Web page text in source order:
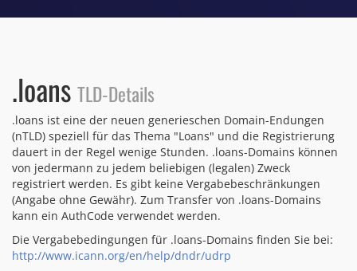
.loans TLD-Details
.loans ist eine der neuen generieschen Domain-Endungen
(nTLD) speziell für das Thema "Loans" und die Registrierung
dauert in der Regel wenige Stunden. .loans-Domains können
von jedermann zu jedem beliebigen (legalen) Zweck
registriert werden. Es gibt keine Vergabebeschränkungen
(Angabe ohne Gewähr). Zum Transfer von .loans-Domains
kann ein AuthCode verwendet werden.
Die Vergabebedingungen für .loans-Domains finden Sie bei:
http://www.icann.org/en/help/dndr/udrp